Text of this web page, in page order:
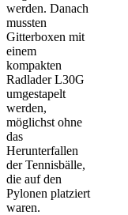
werden. Danach
mussten
Gitterboxen mit
einem
kompakten
Radlader L30G
umgestapelt
werden,
möglichst ohne
das
Herunterfallen
der Tennisbälle,
die auf den
Pylonen platziert
waren.